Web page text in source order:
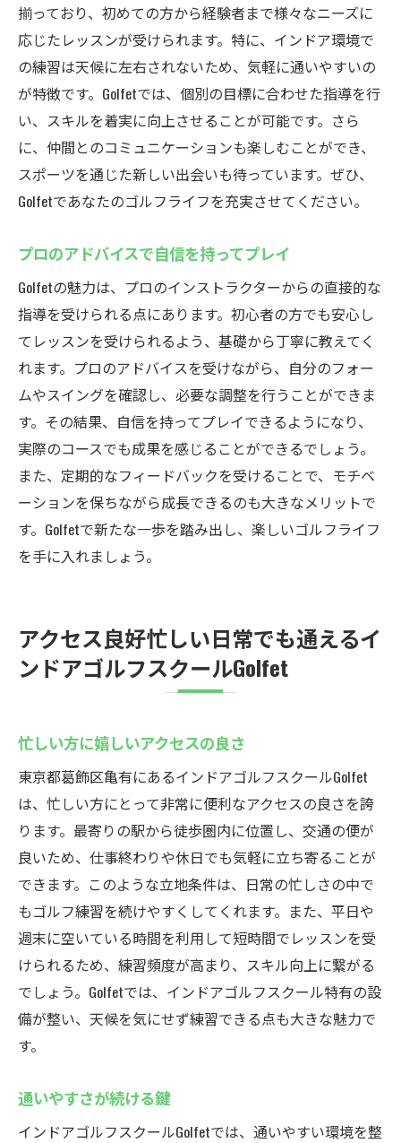
揃っており、初めての方から経験者まで様々なニーズに
応じたレッスンが受けられます。特に、インドア環境で
の練習は天候に左右されないため、気軽に通いやすいの
が特徴です。Golfetでは、個別の目標に合わせた指導を行
い、スキルを着実に向上させることが可能です。さら
に、仲間とのコミュニケーションも楽しむことができ、
スポーツを通じた新しい出会いも待っています。ぜひ、
Golfetであなたのゴルフライフを充実させてください。
プロのアドバイスで自信を持ってプレイ
Golfetの魅力は、プロのインストラクターからの直接的な
指導を受けられる点にあります。初心者の方でも安心し
てレッスンを受けられるよう、基礎から丁寧に教えてく
れます。プロのアドバイスを受けながら、自分のフォー
ムやスイングを確認し、必要な調整を行うことができま
す。その結果、自信を持ってプレイできるようになり、
実際のコースでも成果を感じることができるでしょう。
また、定期的なフィードバックを受けることで、モチベ
ーションを保ちながら成長できるのも大きなメリットで
す。Golfetで新たな一歩を踏み出し、楽しいゴルフライフ
を手に入れましょう。
アクセス良好忙しい日常でも通えるイ
ンドアゴルフスクールGolfet
忙しい方に嬉しいアクセスの良さ
東京都葛飾区亀有にあるインドアゴルフスクールGolfet
は、忙しい方にとって非常に便利なアクセスの良さを誇
ります。最寄りの駅から徒歩圏内に位置し、交通の便が
良いため、仕事終わりや休日でも気軽に立ち寄ることが
できます。このような立地条件は、日常の忙しさの中で
もゴルフ練習を続けやすくしてくれます。また、平日や
週末に空いている時間を利用して短時間でレッスンを受
けられるため、練習頻度が高まり、スキル向上に繋がる
でしょう。Golfetでは、インドアゴルフスクール特有の設
備が整い、天候を気にせず練習できる点も大きな魅力で
す。
通いやすさが続ける鍵
インドアゴルフスクールGolfetでは、通いやすい環境を整